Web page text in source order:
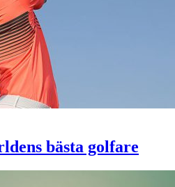
bästa golfare